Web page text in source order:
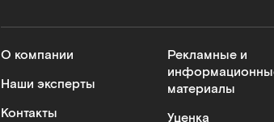
О компании
Наши эксперты
Контакты
Рекламные и
материалы
Уценка